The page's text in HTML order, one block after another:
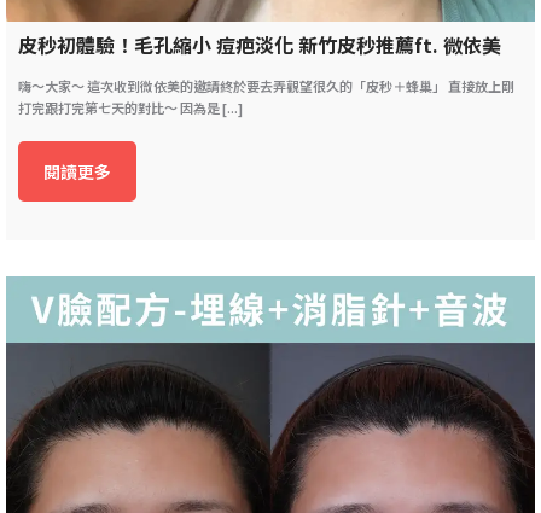
皮秒初體驗！毛孔縮小 痘疤淡化 新竹皮秒推薦ft. 微依美
嗨～大家～ 這次收到微依美的邀請終於要去弄觀望很久的「皮秒＋蜂巢」 直接放上剛
打完跟打完第七天的對比～ 因為是 [...]
閱讀更多